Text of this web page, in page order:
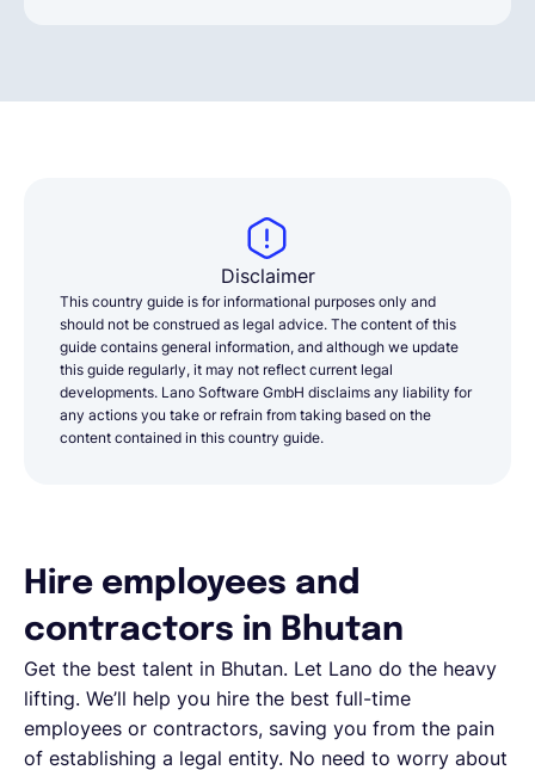
Disclaimer
This country guide is for informational purposes only and
should not be construed as legal advice. The content of this
guide contains general information, and although we update
this guide regularly, it may not reflect current legal
developments. Lano Software GmbH disclaims any liability for
any actions you take or refrain from taking based on the
content contained in this country guide.
Hire employees and
contractors in Bhutan
Get the best talent in Bhutan. Let Lano do the heavy
lifting. We’ll help you hire the best full-time
employees or contractors, saving you from the pain
of establishing a legal entity. No need to worry about